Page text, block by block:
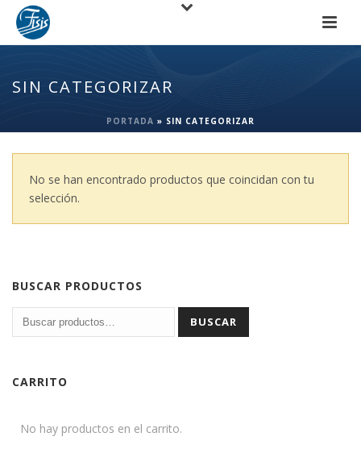
SIN CATEGORIZAR
PORTADA » SIN CATEGORIZAR
No se han encontrado productos que coincidan con tu
selección.
BUSCAR PRODUCTOS
BUSCAR
CARRITO
No hay productos en el carrito.